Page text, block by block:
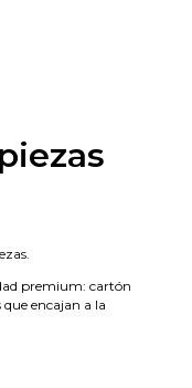
premium: cartón
encajan a la